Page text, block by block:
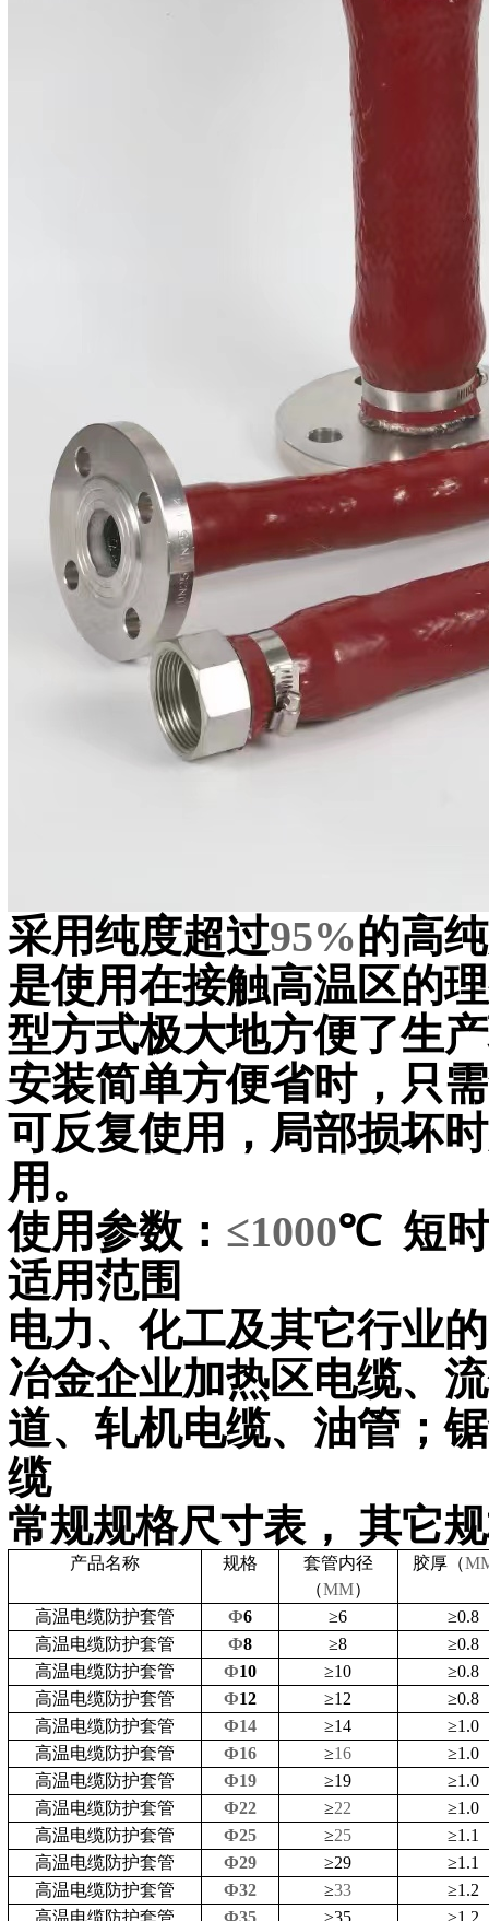
采用纯度超过95%的高
是使用在接触高温区的
型方式极大地方便了生
安装简单方便省时，只
可反复使用，局部损坏
用。
使用参数： ≤1000℃ 短
适用范围
电力、化工及其它行业
冶金企业加热区电缆、
道、轧机电缆、油管；
缆
常规规格尺寸表， 其它
产品名称 规格 套管内径
（MM）
胶厚（
高温电缆防护套管 Ф6 ≥6 ≥0.8
高温电缆防护套管
Ф8 ≥8 ≥0.8
高温电缆防护套管
Ф10 ≥10 ≥0.8
高温电缆防护套管
Ф12 ≥12 ≥0.8
高温电缆防护套管
Ф14 ≥14 ≥1.0
高温电缆防护套管
Ф16 ≥16 ≥1.0
高温电缆防护套管
Ф19 ≥19 ≥1.0
高温电缆防护套管
Ф22 ≥22 ≥1.0
高温电缆防护套管
Ф25 ≥25 ≥1.1
高温电缆防护套管
Ф29 ≥29 ≥1.1
高温电缆防护套管
Ф32 ≥33 ≥1.2
高温电缆防护套管
Ф35 ≥35 ≥1.2